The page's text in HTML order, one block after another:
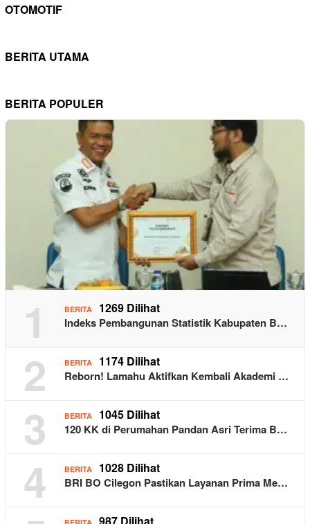
OTOMOTIF
BERITA UTAMA
BERITA POPULER
1 BERITA 1269 Dilihat
Indeks Pembangunan Statistik Kabupaten B…
2 BERITA 1174 Dilihat
Reborn! Lamahu Aktifkan Kembali Akademi …
3 BERITA 1045 Dilihat
120 KK di Perumahan Pandan Asri Terima B…
4 BERITA 1028 Dilihat
BRI BO Cilegon Pastikan Layanan Prima Me…
987 Dilihat